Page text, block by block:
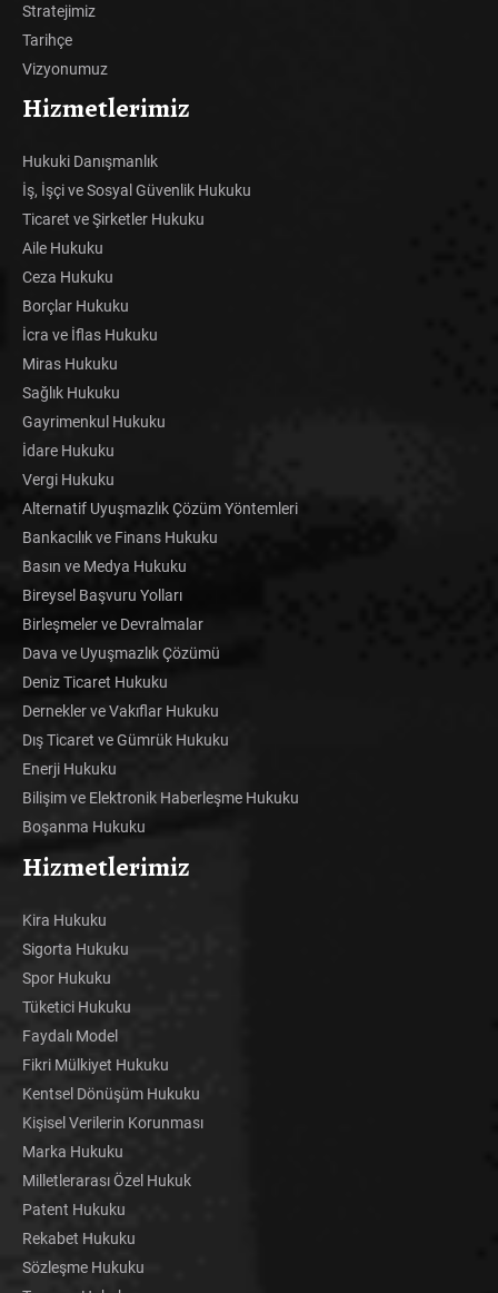
Stratejimiz
Tarihçe
Vizyonumuz
Hizmetlerimiz
Hukuki Danışmanlık
İş, İşçi ve Sosyal Güvenlik Hukuku
Ticaret ve Şirketler Hukuku
Aile Hukuku
Ceza Hukuku
Borçlar Hukuku
İcra ve İflas Hukuku
Miras Hukuku
Sağlık Hukuku
Gayrimenkul Hukuku
İdare Hukuku
Vergi Hukuku
Alternatif Uyuşmazlık Çözüm Yöntemleri
Bankacılık ve Finans Hukuku
Basın ve Medya Hukuku
Bireysel Başvuru Yolları
Birleşmeler ve Devralmalar
Dava ve Uyuşmazlık Çözümü
Deniz Ticaret Hukuku
Dernekler ve Vakıflar Hukuku
Dış Ticaret ve Gümrük Hukuku
Enerji Hukuku
Bilişim ve Elektronik Haberleşme Hukuku
Boşanma Hukuku
Hizmetlerimiz
Kira Hukuku
Sigorta Hukuku
Spor Hukuku
Tüketici Hukuku
Faydalı Model
Fikri Mülkiyet Hukuku
Kentsel Dönüşüm Hukuku
Kişisel Verilerin Korunması
Marka Hukuku
Milletlerarası Özel Hukuk
Patent Hukuku
Rekabet Hukuku
Sözleşme Hukuku